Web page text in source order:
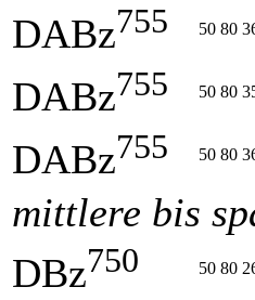
DABz755 50 80
DABz755 50 80
DABz755 50 80
mittlere bis
DBz750 50 80